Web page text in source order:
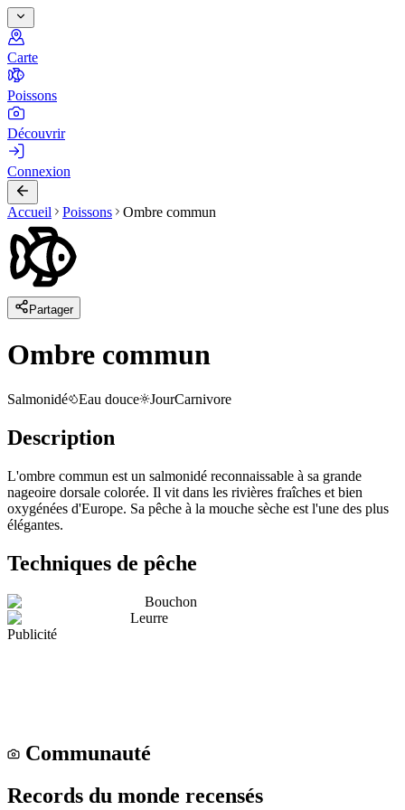
Carte
Poissons
Découvrir
Connexion
Accueil Poissons Ombre commun
Partager
Ombre commun
Salmonidé Eau douce JourCarnivore
Description
L'ombre commun est un salmonidé reconnaissable à sa grande
nageoire dorsale colorée. Il vit dans les rivières fraîches et bien
oxygénées d'Europe. Sa pêche à la mouche sèche est l'une des plus
élégantes.
Techniques de pêche
Bouchon
Leurre
Publicité
Communauté
Records du monde recensés